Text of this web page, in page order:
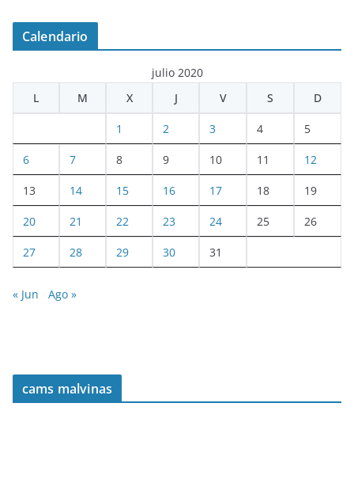
Calendario
julio 2020
L
M X J V S D
1 2 3 4 5
6 7 8 9 10 11 12
13 14 15 16 17 18 19
20 21 22 23 24 25 26
27 28 29 30 31
« Jun Ago »
cams malvinas